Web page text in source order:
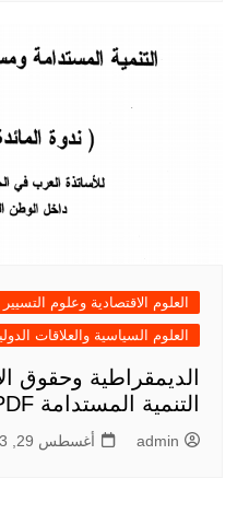
العلوم الاقتصادية وعلوم التسيير
العلوم السياسية والعلاقات
الديمقراطية وحقوق
التنمية المستدامة PDF
admin أغسطس 29, 2023